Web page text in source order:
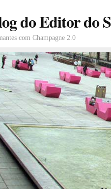
do Editor do
com Champagne 2.0